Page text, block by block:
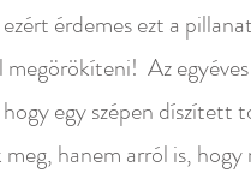
érdemes ezt a
megörökíteni! Az
egy szépen díszített
hanem arról is,